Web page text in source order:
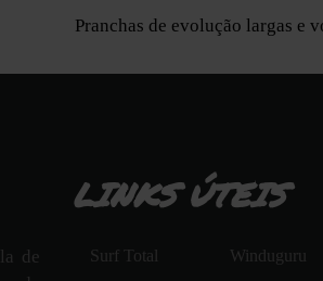
Pranchas de evolução largas e
de
LINKS ÚTEIS
Surf Total
Winduguru